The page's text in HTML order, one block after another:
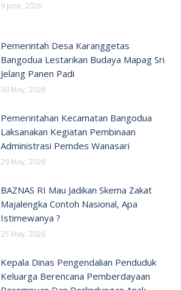
9 June, 2026
Pemerintah Desa Karanggetas
Bangodua Lestarikan Budaya Mapag Sri
Jelang Panen Padi
30 May, 2026
Pemerintahan Kecamatan Bangodua
Laksanakan Kegiatan Pembinaan
Administrasi Pemdes Wanasari
29 May, 2026
BAZNAS RI Mau Jadikan Skema Zakat
Majalengka Contoh Nasional, Apa
Istimewanya ?
25 May, 2026
Kepala Dinas Pengendalian Penduduk
Keluarga Berencana Pemberdayaan